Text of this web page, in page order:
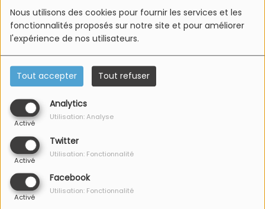
Nous utilisons des cookies pour fournir les services et les
fonctionnalités proposés sur notre site et pour améliorer
l'expérience de nos utilisateurs.
Tout accepter Tout refuser
Analytics
Activé
Utilisation: Analyse
Twitter
Activé
Utilisation: Fonctionnalité
Facebook
Activé
Utilisation: Fonctionnalité
L'Equipe Azur FM